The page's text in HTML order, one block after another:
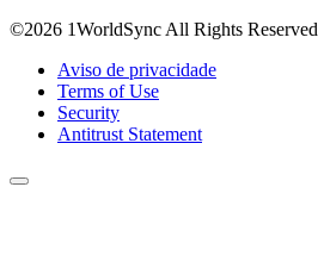
©2026 1WorldSync All Rights Reserved
Aviso de privacidade
Terms of Use
Security
Antitrust Statement